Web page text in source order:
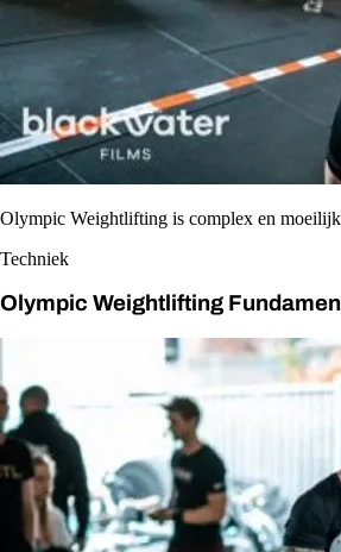
Olympic Weightlifting is complex en
Techniek
Olympic Weightlifting